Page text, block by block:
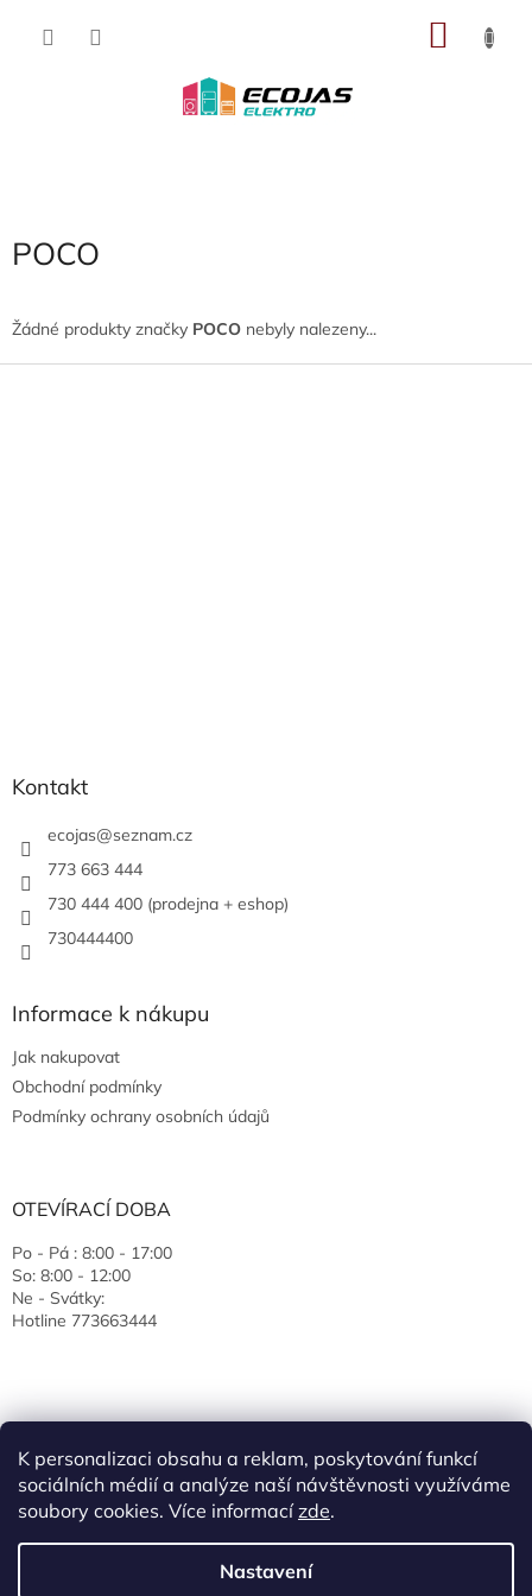
K personalizaci obsahu a reklam, poskytování funkcí
sociálních médií a analýze naší návštěvnosti využíváme
soubory cookies. Více informacízde.
Nastavení
POCO
Žádné produkty značky POCO nebyly nalezeny...
Kontakt
ecojas@seznam.cz
773 663 444
730 444 400 (prodejna + eshop)
730444400
Informace k nákupu
Jak nakupovat
Obchodní podmínky
Podmínky ochrany osobních údajů
OTEVÍRACÍ DOBA
Po - Pá : 8:00 - 17:00
So: 8:00 - 12:00
Ne - Svátky:
Hotline 773663444